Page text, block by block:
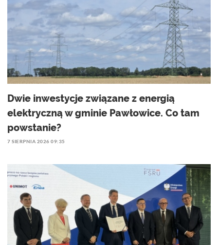
Dwie inwestycje związane z energią
elektryczną w gminie Pawłowice. Co tam
powstanie?
7 SIERPNIA 2026 09:35